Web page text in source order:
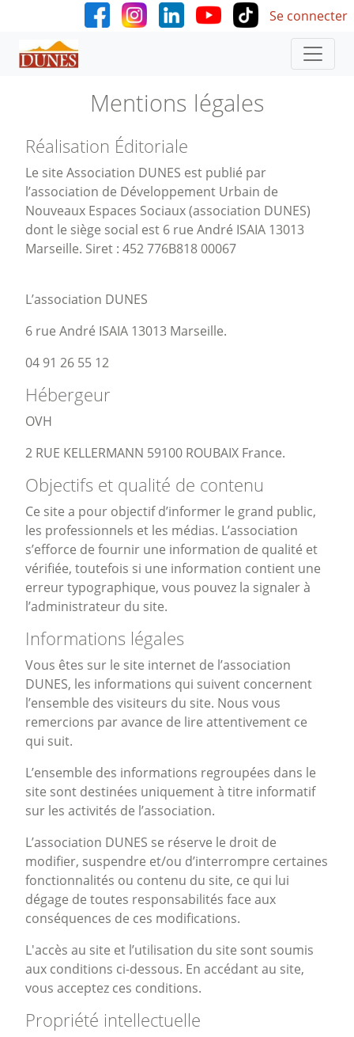
Aller au contenu principal User
Se connecter
Mentions légales
Réalisation Éditoriale
Le site Association DUNES est publié par
l’association de Développement Urbain de
Nouveaux Espaces Sociaux (association DUNES)
dont le siège social est 6 rue André ISAIA 13013
Marseille. Siret : 452 776B818 00067
L’association DUNES
6 rue André ISAIA 13013 Marseille.
04 91 26 55 12
Hébergeur
OVH
2 RUE KELLERMANN 59100 ROUBAIX France.
Objectifs et qualité de contenu
Ce site a pour objectif d’informer le grand public,
les professionnels et les médias. L’association
s’efforce de fournir une information de qualité et
vérifiée, toutefois si une information contient une
erreur typographique, vous pouvez la signaler à
l’administrateur du site.
Informations légales
Vous êtes sur le site internet de l’association
DUNES, les informations qui suivent concernent
l’ensemble des visiteurs du site. Nous vous
remercions par avance de lire attentivement ce
qui suit.
L’ensemble des informations regroupées dans le
site sont destinées uniquement à titre informatif
sur les activités de l’association.
L’association DUNES se réserve le droit de
modifier, suspendre et/ou d’interrompre certaines
fonctionnalités ou contenu du site, ce qui lui
dégage de toutes responsabilités face aux
conséquences de ces modifications.
L'accès au site et l’utilisation du site sont soumis
aux conditions ci-dessous. En accédant au site,
vous acceptez ces conditions.
Propriété intellectuelle